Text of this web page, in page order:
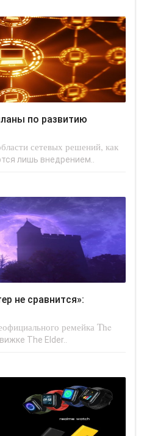
сетевых решений, как
лишь внедрением..
ремейка The
The Elder..